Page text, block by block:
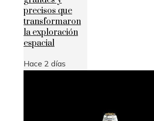
precisos que
transformaron
la exploración
espacial
Hace 2 días